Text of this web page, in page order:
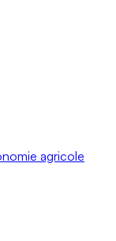
agricole